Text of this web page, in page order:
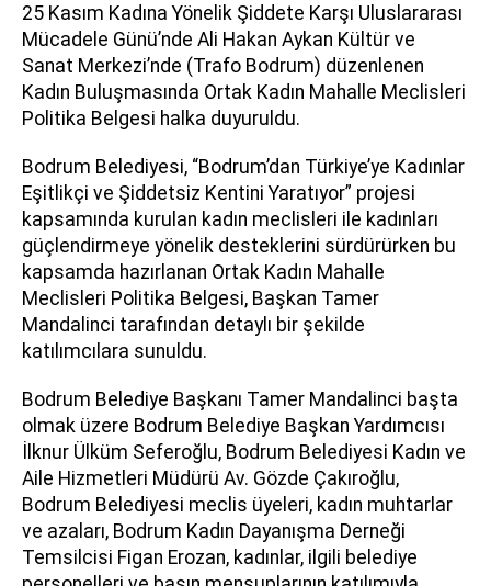
25 Kasım Kadına Yönelik Şiddete Karşı Uluslararası
Mücadele Günü’nde Ali Hakan Aykan Kültür ve
Sanat Merkezi’nde (Trafo Bodrum) düzenlenen
Kadın Buluşmasında Ortak Kadın Mahalle Meclisleri
Politika Belgesi halka duyuruldu.
Bodrum Belediyesi, “Bodrum’dan Türkiye’ye Kadınlar
Eşitlikçi ve Şiddetsiz Kentini Yaratıyor” projesi
kapsamında kurulan kadın meclisleri ile kadınları
güçlendirmeye yönelik desteklerini sürdürürken bu
kapsamda hazırlanan Ortak Kadın Mahalle
Meclisleri Politika Belgesi, Başkan Tamer
Mandalinci tarafından detaylı bir şekilde
katılımcılara sunuldu.
Bodrum Belediye Başkanı Tamer Mandalinci başta
olmak üzere Bodrum Belediye Başkan Yardımcısı
İlknur Ülküm Seferoğlu, Bodrum Belediyesi Kadın ve
Aile Hizmetleri Müdürü Av. Gözde Çakıroğlu,
Bodrum Belediyesi meclis üyeleri, kadın muhtarlar
ve azaları, Bodrum Kadın Dayanışma Derneği
Temsilcisi Figan Erozan, kadınlar, ilgili belediye